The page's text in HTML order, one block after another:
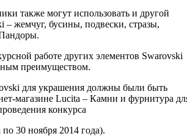
также могут использовать и другой
– жемчуг, бусины, подвески, стразы,
работе других элементов Swarovski
преимуществом.
для украшения должны были быть
магазине Lucita – Камни и фурнитура
конкурса
по 30 ноября 2014 года).